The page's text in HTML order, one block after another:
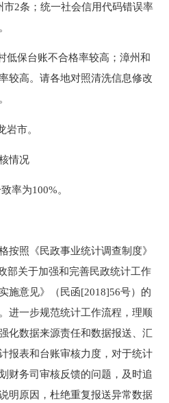
市2条；统一社会信用代码错误率
低保台账不合格率较高；漳州和
较高。请各地对照清洗信息修改
岩市。
情况
率为100%。
按照《民政事业统计调查制度》
部关于加强和完善民政统计工作
施意见》（民函[2018]56号）的
进一步规范统计工作流程，理顺
化数据来源责任和数据报送、汇
报表和台账审核力度，对于统计
财务司审核反馈的问题，及时追
明原因，杜绝重复报送异常数据